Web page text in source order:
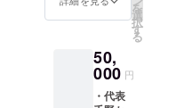
を
選
択
す
る
50,
000 円
・代表